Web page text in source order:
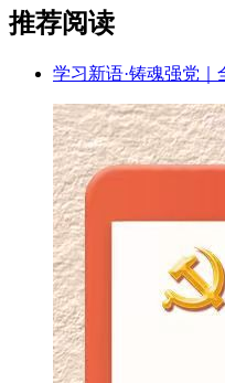
推荐阅读
学习新语·铸魂强党